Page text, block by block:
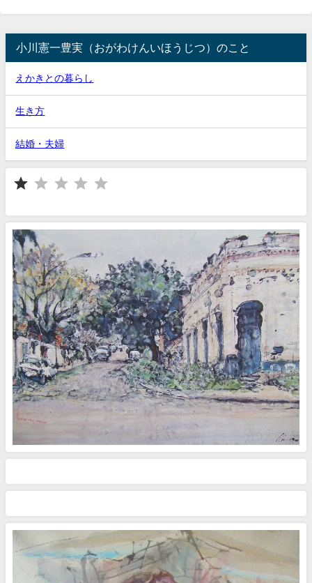
小川憲一豊実（おがわけんいほうじつ）のこと
えかきとの暮らし
生き方
結婚・夫婦